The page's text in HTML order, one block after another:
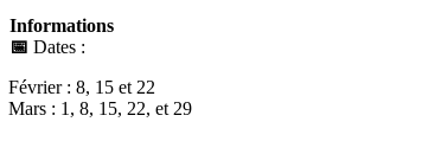
Informations
📅 Dates :
Février : 8, 15 et 22
Mars : 1, 8, 15, 22, et 29